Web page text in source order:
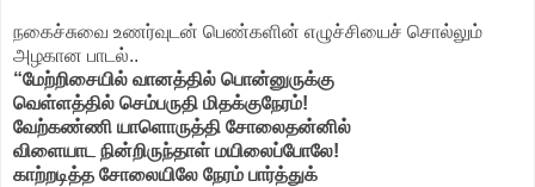
நகைச்சுவை உணர்வுடன் பெண்களின் எழுச்சியைச் சொல்லும்
அழகான பாடல்..
“மேற்றிசையில் வானத்தில் பொன்னுருக்கு
வெள்ளத்தில் செம்பருதி மிதக்குநேரம்!
வேற்கண்ணி யாளொருத்தி சோலைதன்னில்
விளையாட நின்றிருந்தாள் மயிலைப்போலே!
காற்றடித்த சோலையிலே நேரம் பார்த்துக்